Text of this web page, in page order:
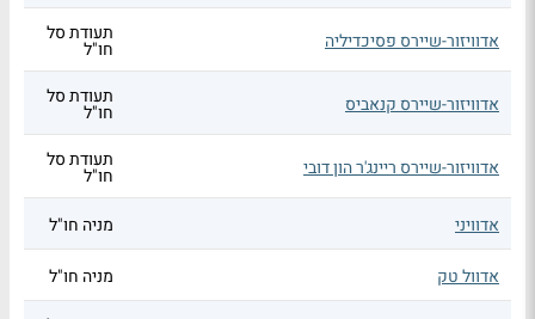
אדוויזור-שיירס פסיכדיליה תעודת סל
חו"ל
אדוויזור-שיירס קנאביס תעודת סל
חו"ל
אדוויזור-שיירס ריינג'ר הון דובי תעודת סל
חו"ל
אדוויני
מניה חו"ל
אדוול טק מניה חו"ל